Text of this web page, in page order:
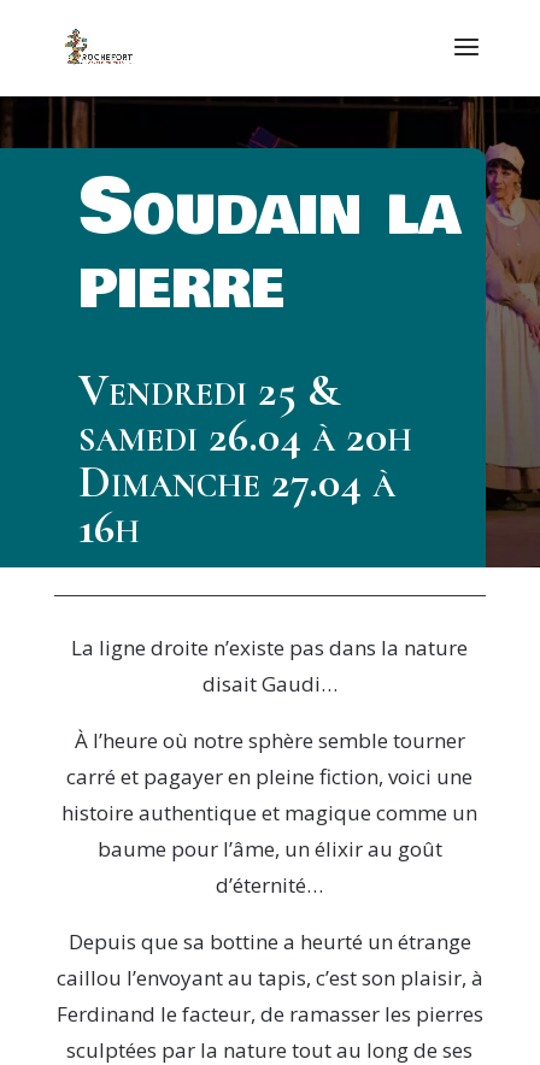
Soudain la
pierre
Vendredi 25 &
samedi 26.04 à 20h
Dimanche 27.04 à
16h
La ligne droite n’existe pas dans la nature
disait Gaudi…
À l’heure où notre sphère semble tourner
carré et pagayer en pleine fiction, voici une
histoire authentique et magique comme un
baume pour l’âme, un élixir au goût
d’éternité…
Depuis que sa bottine a heurté un étrange
caillou l’envoyant au tapis, c’est son plaisir, à
Ferdinand le facteur, de ramasser les pierres
sculptées par la nature tout au long de ses